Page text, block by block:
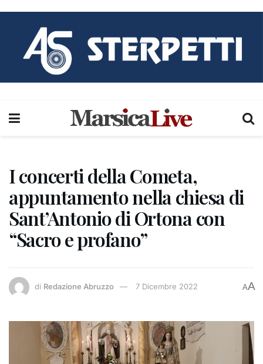
I concerti della Cometa,
appuntamento nella chiesa di
Sant’Antonio di Ortona con
“Sacro e profano”
di Redazione Abruzzo 7 Dicembre 2022 AA